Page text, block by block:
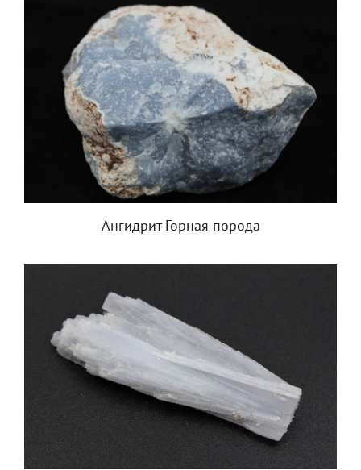
Ангидрит Горная порода